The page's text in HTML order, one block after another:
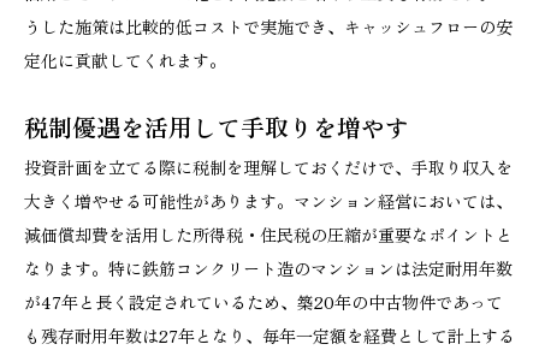
うした施策は比較的低コストで実施でき、キャッシュフローの安
定化に貢献してくれます。
税制優遇を活用して手取りを増やす
投資計画を立てる際に税制を理解しておくだけで、手取り収入を
大きく増やせる可能性があります。マンション経営においては、
減価償却費を活用した所得税・住民税の圧縮が重要なポイントと
なります。特に鉄筋コンクリート造のマンションは法定耐用年数
が47年と長く設定されているため、築20年の中古物件であって
も残存耐用年数は27年となり、毎年一定額を経費として計上する